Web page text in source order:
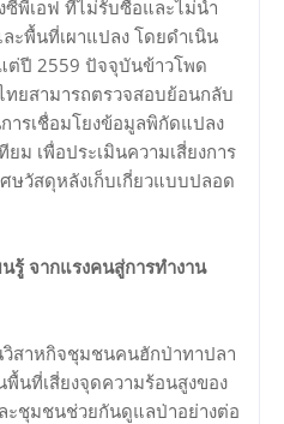
พีเอฟ ที่ไม่รับซื้อและไม่นำ
ะพื้นที่เผาแปลง โดยดำเนิน
ต่ปี 2559 ปัจจุบันข้าวโพด
ทยสามารถตรวจสอบย้อนกลับ
ารเชื่อมโยงข้อมูลพิกัดแปลง
ม เพื่อประเมินความเสี่ยงการ
ศษวัสดุหลังเก็บเกี่ยวแบบปลอด
รู้ จากแรงคนสู่การทำงาน
สาหกิจชุมชนคนฮักป่าทาปลา
พื้นที่เสี่ยงจุดความร้อนสูงของ
ะชุมชนช่วยกันดูแลป่าอย่างต่อ